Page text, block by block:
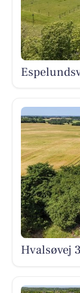
Hvalsøvej